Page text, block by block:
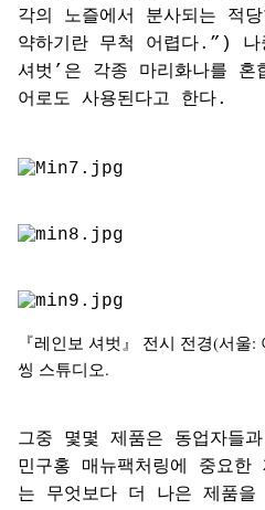
각의 노즐에서 분사되는 적
약하기란 무척 어렵다.”) 나
셔벗’은 각종 마리화나를 혼
어로도 사용된다고 한다.
『레인보 셔벗』 전시 전경(서울
씽 스튜디오.
그중 몇몇 제품은 동업자들
민구홍 매뉴팩처링에 중요
는 무엇보다 더 나은 제품